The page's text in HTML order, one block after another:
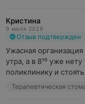
Кристина
9 июля 2026
Отзыв подтвержден
Ужасная
утра, а в 8¹⁰ уже
поликлинику и стоять
Терапевтическая